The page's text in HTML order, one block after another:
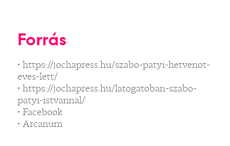
Forrás
• https://jochapress.hu/szabo-patyi-hetvenot-
eves-lett/
• https://jochapress.hu/latogatoban-szabo-
patyi-istvannal/
• Facebook
• Arcanum